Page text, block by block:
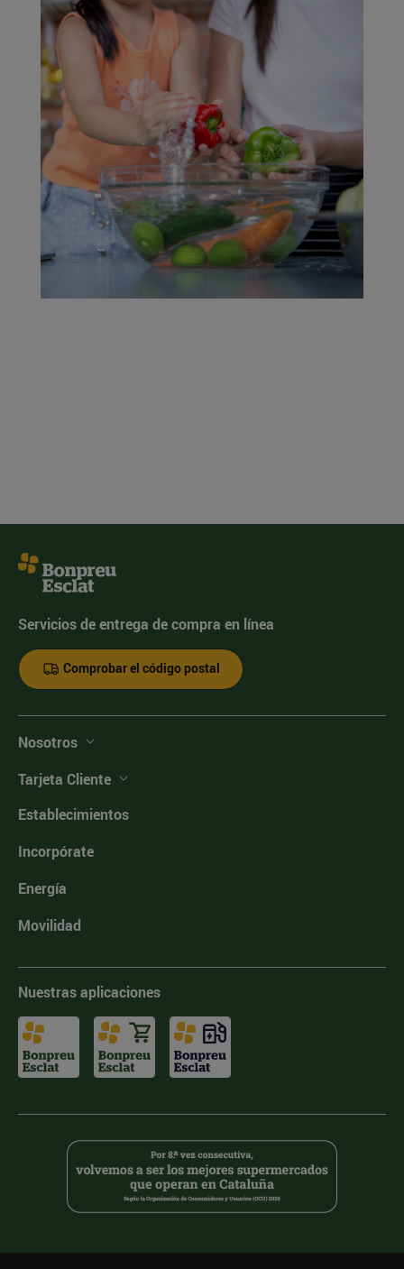
Servicios de entrega de compra en línea
Comprobar el código postal
Nosotros
Tarjeta Cliente
Establecimientos
Incorpórate
Energía
Movilidad
Nuestras aplicaciones